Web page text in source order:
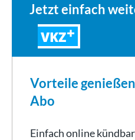
Jetzt einfach
VKZ
Vorteile
Abo
Einfach online kündbar